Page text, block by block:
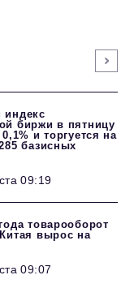
индекс
биржи в пятницу
и торгуется на
базисных
09:19
товарооборот
вырос на
09:07